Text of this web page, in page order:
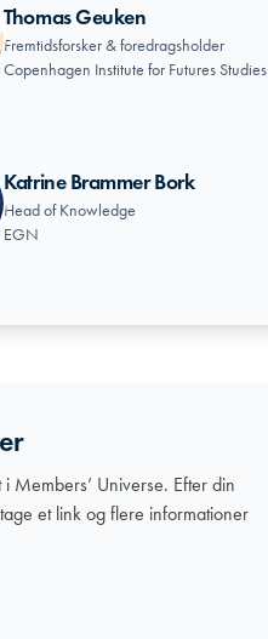
Thomas Geuken
Fremtidsforsker & foredragsholder
Copenhagen Institute for Futures Studies
Katrine Brammer Bork
Head of Knowledge
EGN
Members’ Universe. Efter din
et link og flere informationer